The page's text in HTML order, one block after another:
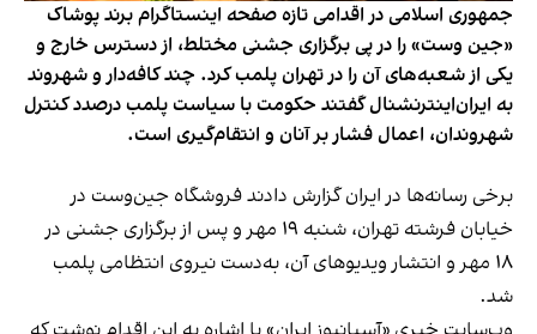
جمهوری اسلامی در اقدامی تازه صفحه اینستاگرام برند پوشاک
«جین وست» را در پی برگزاری جشنی مختلط، از دسترس خارج و
یکی از شعبه‌های آن را در تهران پلمب کرد. چند کافه‌‌دار و شهروند
به ایران‌اینترنشنال گفتند حکومت با سیاست پلمب درصدد کنترل
شهروندان، اعمال فشار بر آنان و انتقام‌گیری است.
برخی رسانه‌ها در ایران گزارش دادند فروشگاه جین‌وست در
خیابان فرشته تهران، شنبه ۱۹ مهر و پس از برگزاری جشنی در
۱۸ مهر و انتشار ویدیوهای آن، به‌دست نیروی انتظامی پلمب
شد.